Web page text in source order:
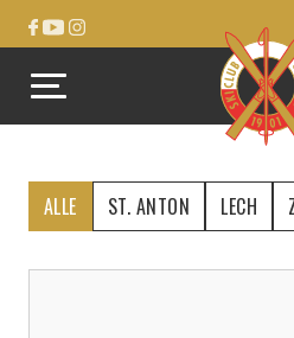
ALLE ST. ANTON LECH